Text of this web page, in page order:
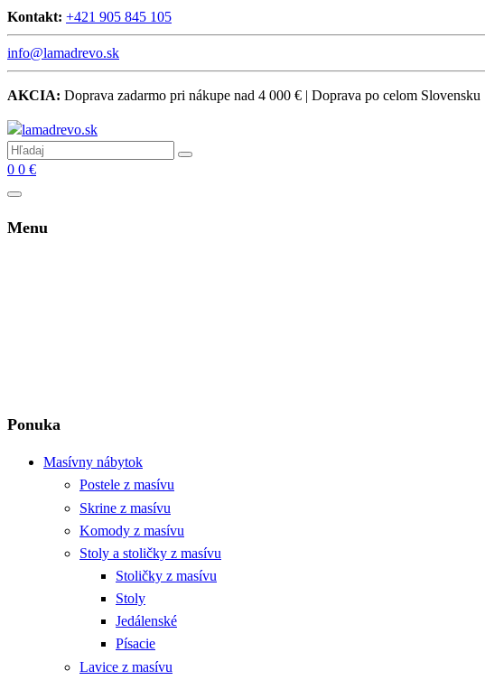
Kontakt: +421 905 845 105
info@lamadrevo.sk
AKCIA: Doprava zadarmo pri nákupe nad 4 000 € | Doprava po celom Slovensku
0 0 €
Menu
Ponuka
Masívny nábytok
Postele z masívu
Skrine z masívu
Komody z masívu
Stoly a stoličky z masívu
Stoličky z masívu
Stoly
Jedálenské
Písacie
Lavice z masívu